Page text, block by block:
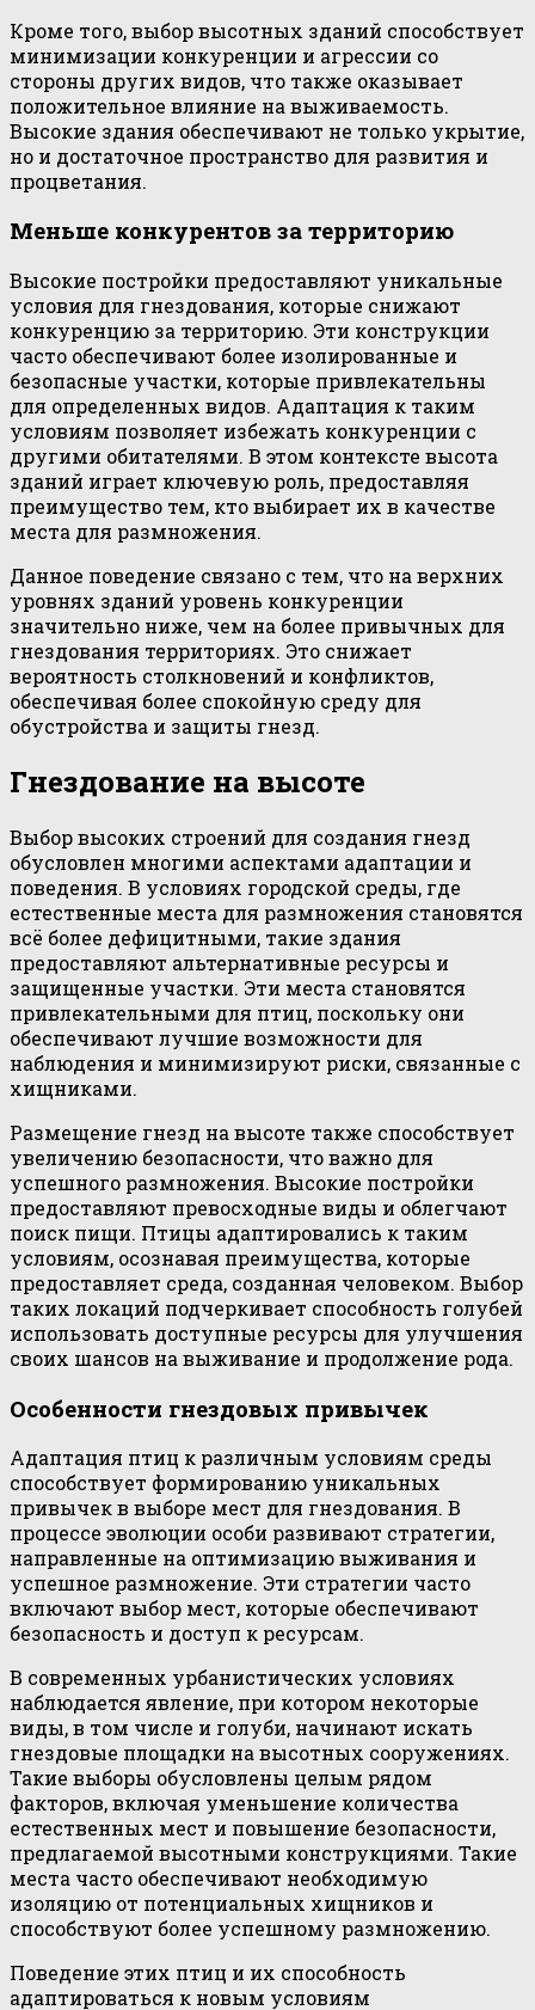
Кроме того, выбор высотных зданий способствует
минимизации конкуренции и агрессии со
стороны других видов, что также оказывает
положительное влияние на выживаемость.
Высокие здания обеспечивают не только укрытие,
но и достаточное пространство для развития и
процветания.
Меньше конкурентов за территорию
Высокие постройки предоставляют уникальные
условия для гнездования, которые снижают
конкуренцию за территорию. Эти конструкции
часто обеспечивают более изолированные и
безопасные участки, которые привлекательны
для определенных видов. Адаптация к таким
условиям позволяет избежать конкуренции с
другими обитателями. В этом контексте высота
зданий играет ключевую роль, предоставляя
преимущество тем, кто выбирает их в качестве
места для размножения.
Данное поведение связано с тем, что на верхних
уровнях зданий уровень конкуренции
значительно ниже, чем на более привычных для
гнездования территориях. Это снижает
вероятность столкновений и конфликтов,
обеспечивая более спокойную среду для
обустройства и защиты гнезд.
Гнездование на высоте
Выбор высоких строений для создания гнезд
обусловлен многими аспектами адаптации и
поведения. В условиях городской среды, где
естественные места для размножения становятся
всё более дефицитными, такие здания
предоставляют альтернативные ресурсы и
защищенные участки. Эти места становятся
привлекательными для птиц, поскольку они
обеспечивают лучшие возможности для
наблюдения и минимизируют риски, связанные с
хищниками.
Размещение гнезд на высоте также способствует
увеличению безопасности, что важно для
успешного размножения. Высокие постройки
предоставляют превосходные виды и облегчают
поиск пищи. Птицы адаптировались к таким
условиям, осознавая преимущества, которые
предоставляет среда, созданная человеком. Выбор
таких локаций подчеркивает способность голубей
использовать доступные ресурсы для улучшения
своих шансов на выживание и продолжение рода.
Особенности гнездовых привычек
Адаптация птиц к различным условиям среды
способствует формированию уникальных
привычек в выборе мест для гнездования. В
процессе эволюции особи развивают стратегии,
направленные на оптимизацию выживания и
успешное размножение. Эти стратегии часто
включают выбор мест, которые обеспечивают
безопасность и доступ к ресурсам.
В современных урбанистических условиях
наблюдается явление, при котором некоторые
виды, в том числе и голуби, начинают искать
гнездовые площадки на высотных сооружениях.
Такие выборы обусловлены целым рядом
факторов, включая уменьшение количества
естественных мест и повышение безопасности,
предлагаемой высотными конструкциями. Такие
места часто обеспечивают необходимую
изоляцию от потенциальных хищников и
способствуют более успешному размножению.
Поведение этих птиц и их способность
адаптироваться к новым условиям